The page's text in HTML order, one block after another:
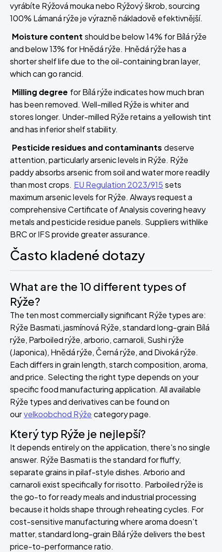
vyrábíte Rýžová mouka nebo Rýžový škrob, sourcing
100% Lámaná rýže je výrazně nákladově efektivnější.
Moisture content should be below 14% for Bílá rýže
and below 13% for Hnědá rýže. Hnědá rýže has a
shorter shelf life due to the oil-containing bran layer,
which can go rancid.
Milling degree for Bílá rýže indicates how much bran
has been removed. Well-milled Rýže is whiter and
stores longer. Under-milled Rýže retains a yellowish tint
and has inferior shelf stability.
Pesticide residues and contaminants deserve
attention, particularly arsenic levels in Rýže. Rýže
paddy absorbs arsenic from soil and water more readily
than most crops. EU Regulation 2023/915 sets
maximum arsenic levels for Rýže. Always request a
comprehensive Certificate of Analysis covering heavy
metals and pesticide residue panels. Suppliers withlike
BRC or IFS provide greater assurance.
Často kladené dotazy
What are the 10 different types of
Rýže?
The ten most commercially significant Rýže types are:
Rýže Basmati, jasmínová Rýže, standard long-grain Bílá
rýže, Parboiled rýže, arborio, carnaroli, Sushi rýže
(Japonica), Hnědá rýže, Černá rýže, and Divoká rýže.
Each differs in grain length, starch composition, aroma,
and price. Selecting the right type depends on your
specific food manufacturing application. All available
Rýže types and derivatives can be found on
ourvelkoobchod Rýže category page.
Který typ Rýže je nejlepší?
It depends entirely on the application, there's no single
answer. Rýže Basmati is the standard for fluffy,
separate grains in pilaf-style dishes. Arborio and
carnaroli exist specifically for risotto. Parboiled rýže is
the go-to for ready meals and industrial processing
because it holds shape through reheating cycles. For
cost-sensitive manufacturing where aroma doesn't
matter, standard long-grain Bílá rýže delivers the best
price-to-performance ratio.